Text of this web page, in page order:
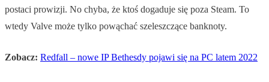
postaci prowizji. No chyba, że ktoś dogaduje się poza Steam. To
wtedy Valve może tylko powąchać szeleszczące banknoty.
Zobacz: Redfall – nowe IP Bethesdy pojawi się na PC latem 2022